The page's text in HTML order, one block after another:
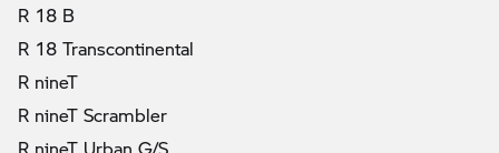
R 18 B
R 18 Transcontinental
R nineT
R nineT Scrambler